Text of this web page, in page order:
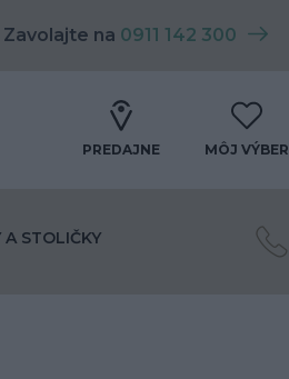
na 0911 142 300
PREDAJNE MÔJ VÝBER
A STOLIČKY